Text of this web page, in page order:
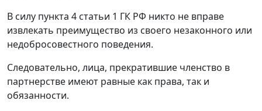
В силу пункта 4 статьи 1 ГК РФ никто не вправе
извлекать преимущество из своего незаконного или
недобросовестного поведения.
Следовательно, лица, прекратившие членство в
партнерстве имеют равные как права, так и
обязанности.